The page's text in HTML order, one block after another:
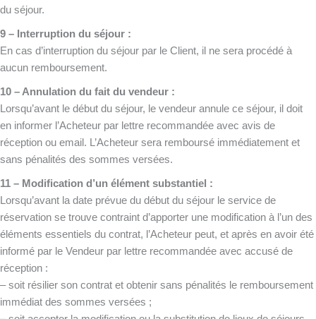
du séjour.
9 – Interruption du séjour :
En cas d’interruption du séjour par le Client, il ne sera procédé à
aucun remboursement.
10 – Annulation du fait du vendeur :
Lorsqu’avant le début du séjour, le vendeur annule ce séjour, il doit
en informer l’Acheteur par lettre recommandée avec avis de
réception ou email. L’Acheteur sera remboursé immédiatement et
sans pénalités des sommes versées.
11 – Modification d’un élément substantiel :
Lorsqu’avant la date prévue du début du séjour le service de
réservation se trouve contraint d’apporter une modification à l’un des
éléments essentiels du contrat, l’Acheteur peut, et après en avoir été
informé par le Vendeur par lettre recommandée avec accusé de
réception :
– soit résilier son contrat et obtenir sans pénalités le remboursement
immédiat des sommes versées ;